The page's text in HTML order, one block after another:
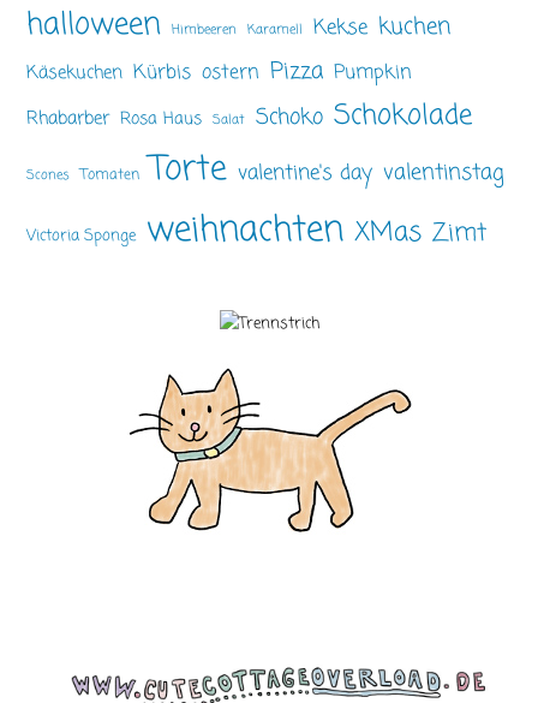
halloween Himbeeren Karamell Kekse kuchen
Käsekuchen Kürbis ostern Pizza Pumpkin
Rhabarber Rosa Haus Salat Schoko Schokolade
Scones Tomaten Torte valentine's day valentinstag
Victoria Sponge weihnachten XMas Zimt